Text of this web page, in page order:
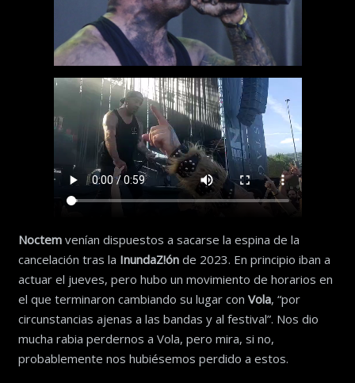
Noctemvenían dispuestos a sacarse la espina de la
cancelación tras la InundaZ!ónde 2023. En principio iban a
actuar el jueves, pero hubo un movimiento de horarios en
el que terminaron cambiando su lugar con Vola, “por
circunstancias ajenas a las bandas y al festival”. Nos dio
mucha rabia perdernos a Vola, pero mira, si no,
probablemente nos hubiésemos perdido a estos.